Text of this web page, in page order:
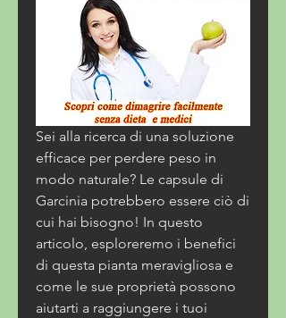
Sei alla ricerca di una soluzione
efficace per perdere peso in
modo naturale? Le capsule di
Garcinia potrebbero essere ciò di
cui hai bisogno! In questo
articolo, esploreremo i benefici
di questa pianta meravigliosa e
come le sue proprietà possono
aiutarti a raggiungere i tuoi